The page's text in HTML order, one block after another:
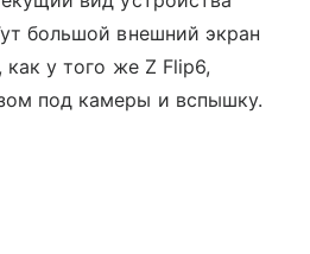
большой внешний экран
как у того же Z Flip6,
под камеры и вспышку.